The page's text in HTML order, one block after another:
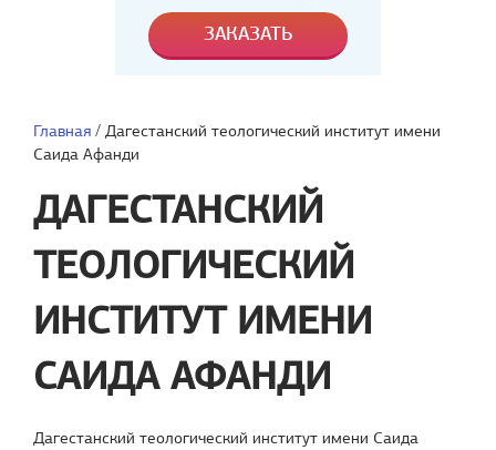
Главная / Дагестанский теологический институт имени
Саида Афанди
ДАГЕСТАНСКИЙ
ТЕОЛОГИЧЕСКИЙ
ИНСТИТУТ ИМЕНИ
САИДА АФАНДИ
Дагестанский теологический институт имени Саида